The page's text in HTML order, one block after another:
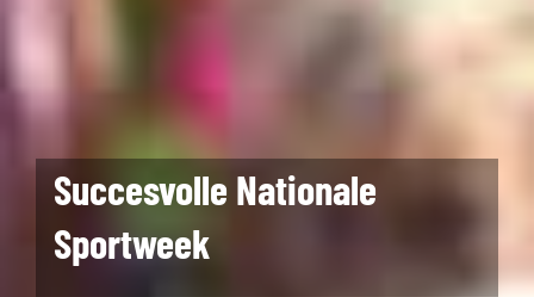
Succesvolle Nationale
Sportweek